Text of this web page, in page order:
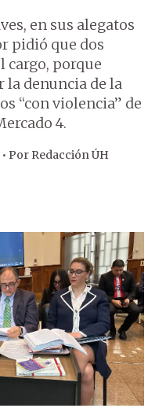
en sus alegatos
pidió que dos
cargo, porque
la denuncia de la
“con violencia” de
4.
Por Redacción ÚH